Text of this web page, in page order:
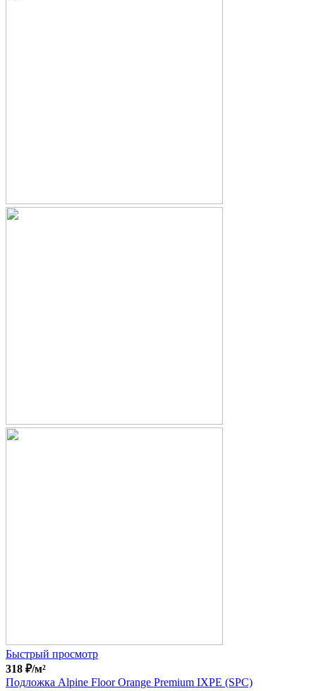
Быстрый просмотр
318 ₽/м²
Подложка Alpine Floor Orange Premium IXPE (SPC)